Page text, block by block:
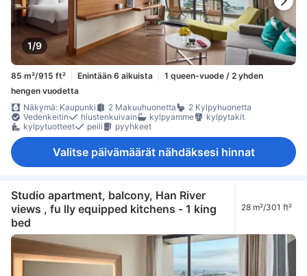
1/9
85 m²/915 ft² Enintään 6 aikuista
1 queen-vuode / 2 yhden
hengen vuodetta
Näkymä: Kaupunki
2 Makuuhuonetta
2 Kylpyhuonetta
Vedenkeitin
hiustenkuivain kylpyamme
kylpytakit
kylpytuotteet
peili pyyhkeet
Valitse päivämäärät nähdäksesi hinnat
Studio apartment, balcony, Han River
views , fu lly equipped kitchens - 1 king
bed
28 m²/301 ft²